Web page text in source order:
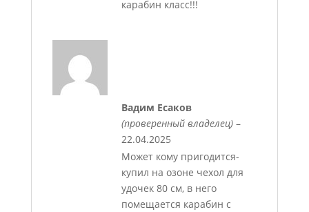
карабин класс!!!
Вадим Есаков
(проверенный владелец) –
22.04.2025
Может кому пригодится-
купил на озоне чехол для
удочек 80 см, в него
помещается карабин с